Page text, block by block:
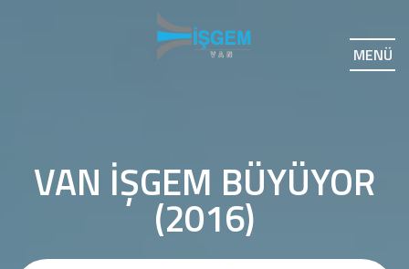
MENÜ
VAN İŞGEM BÜYÜYOR
(2016)